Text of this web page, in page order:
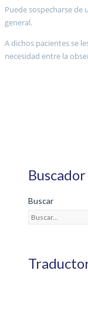
Puede sospecharse
general.
A dichos pacientes se
necesidad entre la
Buscador
Buscar